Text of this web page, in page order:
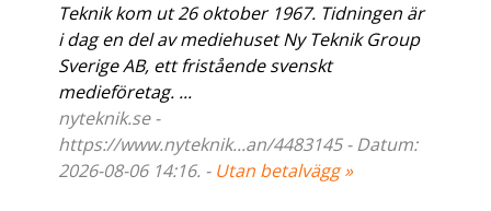
Teknik kom ut 26 oktober 1967. Tidningen är
i dag en del av mediehuset Ny Teknik Group
Sverige AB, ett fristående svenskt
medieföretag. ...
nyteknik.se -
https://www.nyteknik...an/4483145 - Datum:
2026-08-06 14:16. - Utan betalvägg »